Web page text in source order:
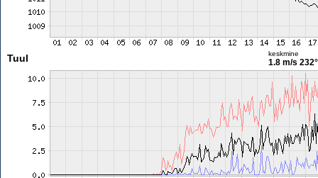
Tuul keskmine
1.8 m/s 232°